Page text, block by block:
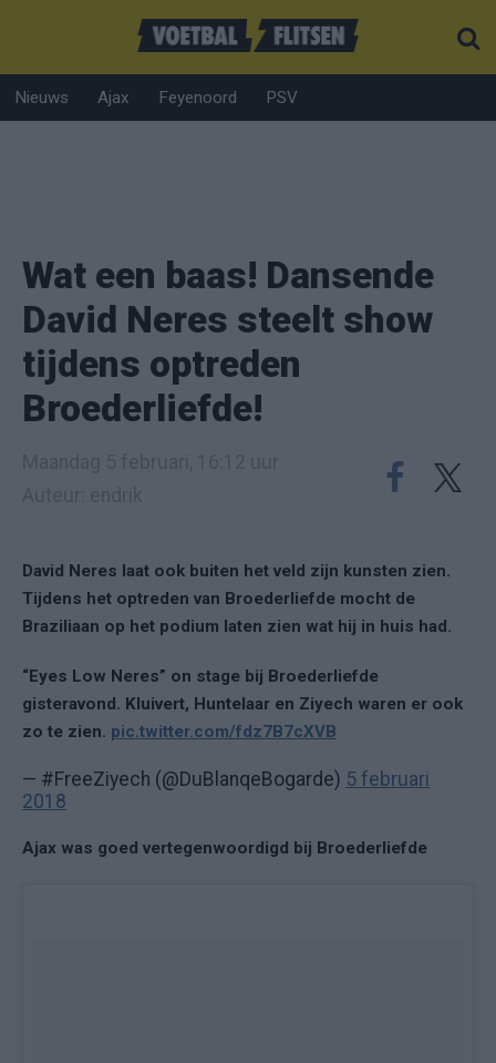
Nieuws Ajax Feyenoord PSV
Wat een baas! Dansende
David Neres steelt show
tijdens optreden
Broederliefde!
David Neres laat ook buiten het veld zijn kunsten zien.
Tijdens het optreden van Broederliefde mocht de
Braziliaan op het podium laten zien wat hij in huis had.
“Eyes Low Neres” on stage bij Broederliefde
gisteravond. Kluivert, Huntelaar en Ziyech waren er ook
zo te zien. pic.twitter.com/fdz7B7cXVB
— #FreeZiyech (@DuBlanqeBogarde) 5 februari
2018
Ajax was goed vertegenwoordigd bij Broederliefde